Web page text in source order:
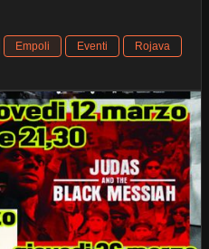
Empoli Eventi
Rojava